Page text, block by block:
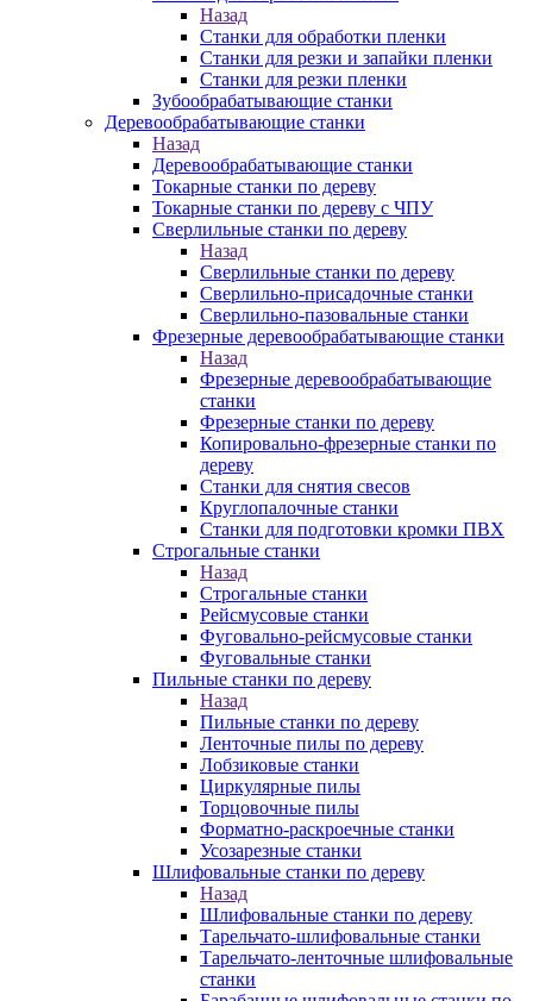
Назад
Станки для обработки пленки
Станки для резки и запайки пленки
Станки для резки пленки
Зубообрабатывающие станки
Деревообрабатывающие станки
Назад
Деревообрабатывающие станки
Токарные станки по дереву
Токарные станки по дереву с ЧПУ
Сверлильные станки по дереву
Назад
Сверлильные станки по дереву
Сверлильно-присадочные станки
Сверлильно-пазовальные станки
Фрезерные деревообрабатывающие станки
Назад
Фрезерные деревообрабатывающие
станки
Фрезерные станки по дереву
Копировально-фрезерные станки по
дереву
Станки для снятия свесов
Круглопалочные станки
Станки для подготовки кромки ПВХ
Строгальные станки
Назад
Строгальные станки
Рейсмусовые станки
Фуговально-рейсмусовые станки
Фуговальные станки
Пильные станки по дереву
Назад
Пильные станки по дереву
Ленточные пилы по дереву
Лобзиковые станки
Циркулярные пилы
Торцовочные пилы
Форматно-раскроечные станки
Усозарезные станки
Шлифовальные станки по дереву
Назад
Шлифовальные станки по дереву
Тарельчато-шлифовальные станки
Тарельчато-ленточные шлифовальные
станки